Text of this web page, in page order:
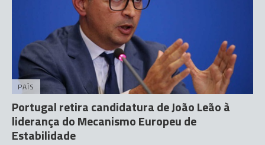
PAÍS
Portugal retira candidatura de João Leão à
liderança do Mecanismo Europeu de
Estabilidade